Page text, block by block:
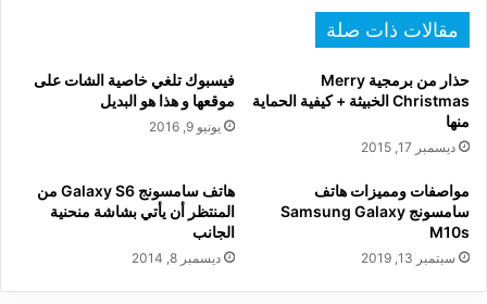
مقالات ذات صلة
حذار من برمجية Merry
Christmas الخبيثة + كيفية الحماية
منها
ديسمبر 17, 2015
فيسبوك تلغي خاصية الشات على
موقعها و هذا هو البديل
يونيو 9, 2016
مواصفات ومميزات هاتف
سامسونج Samsung Galaxy
M10s
سبتمبر 13, 2019
هاتف سامسونج Galaxy S6 من
المنتظر أن يأتي بشاشة منحنية
الجانب
ديسمبر 8, 2014